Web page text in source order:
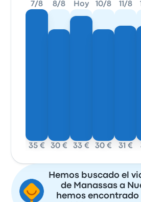
7/8
35 €
8/8
30 €
Hoy
33 €
10/8
30 €
11/8
31 €
Hemos buscado el
de Manassas a
hemos encontrado